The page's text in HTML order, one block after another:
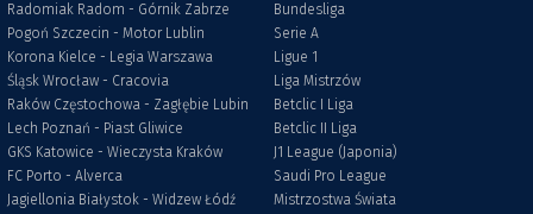
Radomiak Radom - Górnik Zabrze
Pogoń Szczecin - Motor Lublin
Korona Kielce - Legia Warszawa
Śląsk Wrocław - Cracovia
Raków Częstochowa - Zagłębie Lubin
Lech Poznań - Piast Gliwice
GKS Katowice - Wieczysta Kraków
FC Porto - Alverca
Jagiellonia Białystok - Widzew Łódź
Bundesliga
Serie A
Ligue 1
Liga Mistrzów
Betclic I Liga
Betclic II Liga
J1 League (Japonia)
Saudi Pro League
Mistrzostwa Świata